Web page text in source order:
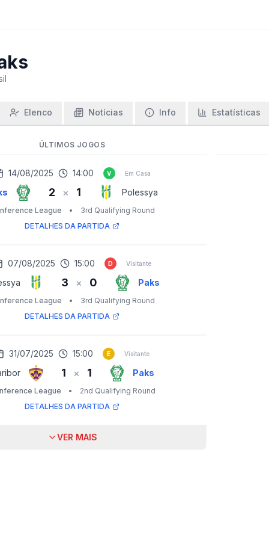
Elenco Notícias Info Estatísticas
ÚLTIMOS JOGOS
14/08/2025 14:00 V Em Casa
2 × 1 Polessya
League •
3rd Qualifying Round
DETALHES DA PARTIDA
07/08/2025 15:00 D Visitante
3 × 0 Paks
League •
3rd Qualifying Round
DETALHES DA PARTIDA
31/07/2025 15:00 E Visitante
1 × 1 Paks
League •
2nd Qualifying Round
DETALHES DA PARTIDA
VER MAIS